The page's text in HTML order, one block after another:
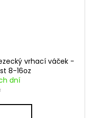
vrhací váček -
8-16oz
dní